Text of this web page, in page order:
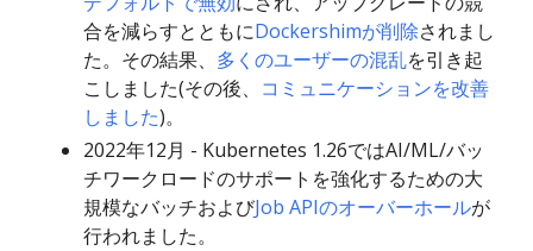
合を減らすとともにDockershimが削除されまし
た。その結果、 多くのユーザーの混乱を引き起
こしました(その後、 コミュニケーションを改善
しました)。
2022年12月 - Kubernetes 1.26ではAI/ML/バッ
チワークロードのサポートを強化するための大
規模なバッチおよびJob APIのオーバーホールが
行われました。